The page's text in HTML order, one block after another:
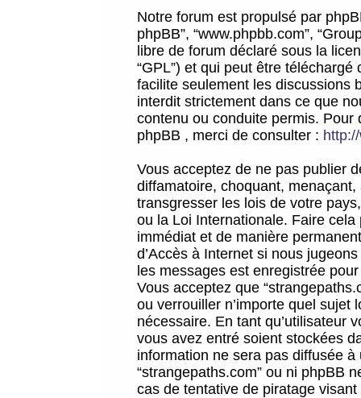
Notre forum est propulsé par
phpBB”, “www.phpbb.com”,
libre de forum déclaré sous la
“GPL”) et qui peut être téléchargé
facilite seulement les discussions
interdit strictement dans ce que
contenu ou conduite permis.
phpBB , merci de consulter :
Vous acceptez de ne pas publier
diffamatoire, choquant,
transgresser les lois de votre
ou la Loi Internationale. Faire
immédiat et de manière
d’Accès à Internet si nous
les messages est enregistrée
Vous acceptez que
ou verrouiller n’importe quel sujet
nécessaire. En tant qu’utilisateur
vous avez entré soient stockées
information ne sera pas diffusée
“strangepaths.com” ou ni phpBB
cas de tentative de piratage